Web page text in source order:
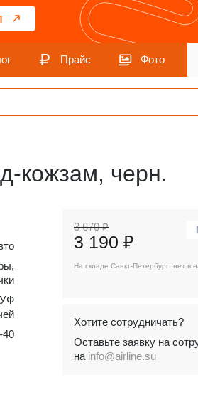
Прайс Фото
кожзам, черн.
УФ
-40
3 670 ₽
3 190 ₽
На складе Санкт-Петербург :нет в
Хотите сотрудничать?
Оставьте заявку на
на info@airline.su